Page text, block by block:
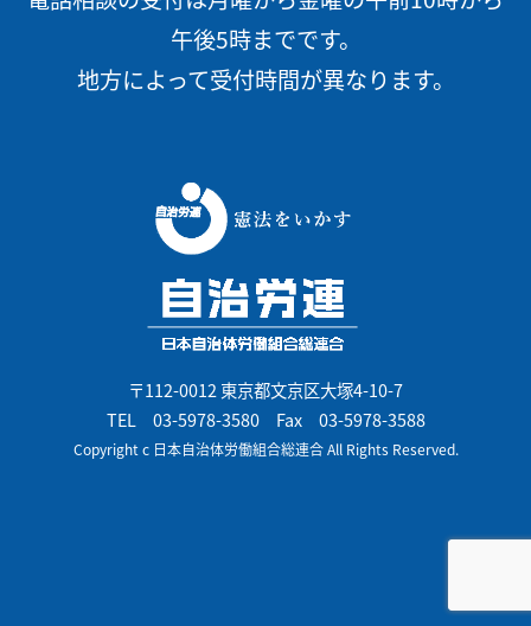
午後5時までです。
地方によって受付時間が異なります。
〒112-0012 東京都文京区大塚4-10-7
TEL 03-5978-3580Fax 03-5978-3588
Copyright c 日本自治体労働組合総連合 All Rights Reserved.